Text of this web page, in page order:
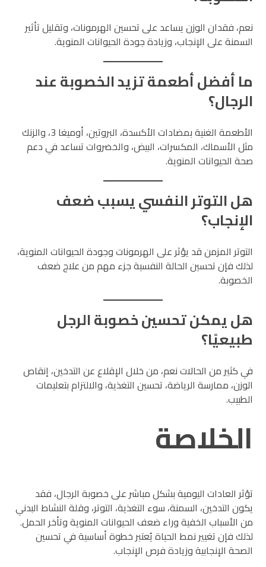
نعم، فقدان الوزن يساعد على تحسين الهرمونات، وتقليل تأثير
السمنة على الإنجاب، وزيادة جودة الحيوانات المنوية.
ما أفضل أطعمة تزيد الخصوبة عند
الرجال؟
الأطعمة الغنية بمضادات الأكسدة، البروتين، أوميغا 3، والزنك
مثل الأسماك، المكسرات، البيض، والخضروات تساعد في دعم
صحة الحيوانات المنوية.
هل التوتر النفسي يسبب ضعف
الإنجاب؟
التوتر المزمن قد يؤثر على الهرمونات وجودة الحيوانات المنوية،
لذلك فإن تحسين الحالة النفسية جزء مهم من علاج ضعف
الخصوبة.
هل يمكن تحسين خصوبة الرجل
طبيعيًا؟
في كثير من الحالات نعم، من خلال الإقلاع عن التدخين، إنقاص
الوزن، ممارسة الرياضة، تحسين التغذية، والالتزام بتعليمات
الطبيب.
الخلاصة
تؤثر العادات اليومية بشكل مباشر على خصوبة الرجال، فقد
يكون التدخين، السمنة، سوء التغذية، التوتر، وقلة النشاط البدني
من الأسباب الخفية وراء ضعف الحيوانات المنوية وتأخر الحمل.
لذلك فإن تغيير نمط الحياة يُعتبر خطوة أساسية في تحسين
الصحة الإنجابية وزيادة فرص الإنجاب.